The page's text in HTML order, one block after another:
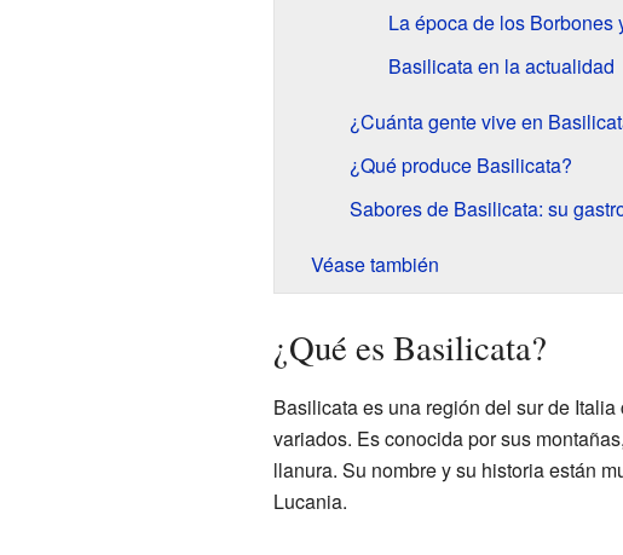
La época de los Borbones
Basilicata en la actualidad
¿Cuánta gente vive en
¿Qué produce Basilicata?
Sabores de Basilicata: su
Véase también
¿Qué es Basilicata?
Basilicata es una región del sur de
variados. Es conocida por sus
llanura. Su nombre y su historia están
Lucania.